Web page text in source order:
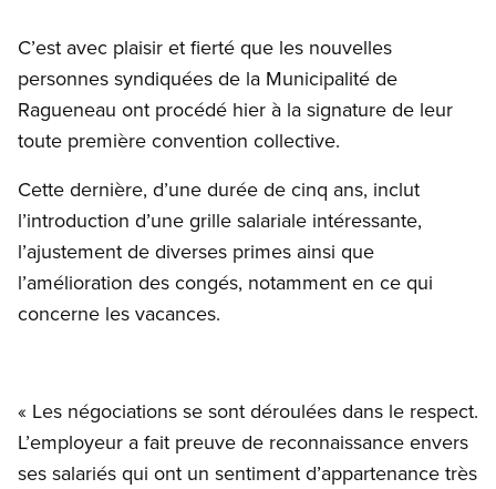
C’est avec plaisir et fierté que les nouvelles
personnes syndiquées de la Municipalité de
Ragueneau ont procédé hier à la signature de leur
toute première convention collective.
Cette dernière, d’une durée de cinq ans, inclut
l’introduction d’une grille salariale intéressante,
l’ajustement de diverses primes ainsi que
l’amélioration des congés, notamment en ce qui
concerne les vacances.
« Les négociations se sont déroulées dans le respect.
L’employeur a fait preuve de reconnaissance envers
ses salariés qui ont un sentiment d’appartenance très